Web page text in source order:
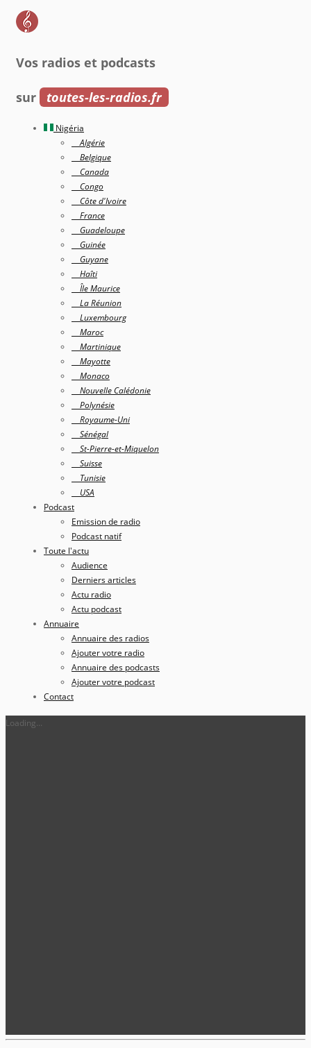
Vos radios et podcasts
sur toutes-les-radios.fr
Nigéria
Algérie
Belgique
Canada
Congo
Côte d'Ivoire
France
Guadeloupe
Guinée
Guyane
Haîti
Île Maurice
La Réunion
Luxembourg
Maroc
Martinique
Mayotte
Monaco
Nouvelle Calédonie
Polynésie
Royaume-Uni
Sénégal
St-Pierre-et-Miquelon
Suisse
Tunisie
USA
Podcast
Emission de radio
Podcast natif
Toute l'actu
Audience
Derniers articles
Actu radio
Actu podcast
Annuaire
Annuaire des radios
Ajouter votre radio
Annuaire des podcasts
Ajouter votre podcast
Contact
Loading...